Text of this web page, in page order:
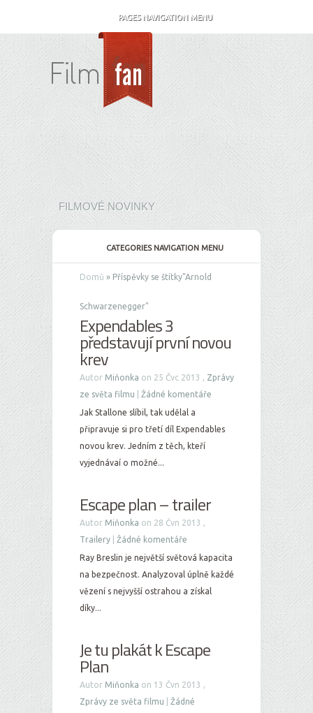
PAGES NAVIGATION MENU
FILMOVÉ NOVINKY
CATEGORIES NAVIGATION MENU
Domů » Příspěvky se štítky"Arnold
Schwarzenegger"
Expendables 3
představují první novou
krev
Autor Miňonka on 25 Čvc 2013 , Zprávy
ze světa filmu
Žádné komentáře
Jak Stallone slíbil, tak udělal a
připravuje si pro třetí díl Expendables
novou krev. Jedním z těch, kteří
vyjednávaí o možné...
Escape plan – trailer
Autor Miňonka on 28 Čvn 2013 ,
Trailery
Žádné komentáře
Ray Breslin je největší světová kapacita
na bezpečnost. Analyzoval úplně každé
vězení s nejvyšší ostrahou a získal
díky...
Je tu plakát k Escape
Plan
Autor Miňonka on 13 Čvn 2013 ,
Zprávy ze světa filmu
Žádné